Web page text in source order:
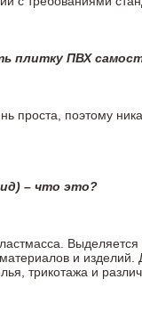
плитку ПВХ
проста, поэтому
– что это?
и
трикотажа и